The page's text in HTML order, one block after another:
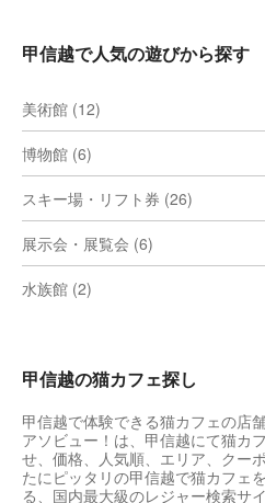
甲信越で人気の遊びから探す
美術館 (12)
博物館 (6)
スキー場・リフト券 (26)
展示会・展覧会 (6)
水族館 (2)
甲信越の猫カフェ探し
甲信越で体験できる猫カフェの店
アソビュー！は、甲信越にて猫カ
せ、価格、人気順、エリア、クー
たにピッタリの甲信越で猫カフェ
る、国内最大級のレジャー検索サ